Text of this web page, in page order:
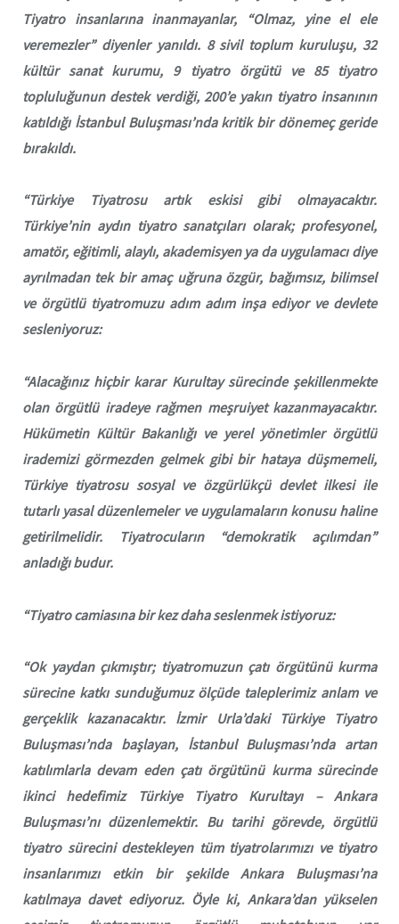
Tiyatro insanlarına inanmayanlar, “Olmaz, yine el ele
veremezler” diyenler yanıldı. 8 sivil toplum kuruluşu, 32
kültür sanat kurumu, 9 tiyatro örgütü ve 85 tiyatro
topluluğunun destek verdiği, 200’e yakın tiyatro insanının
katıldığı İstanbul Buluşması’nda kritik bir dönemeç geride
bırakıldı.
“Türkiye Tiyatrosu artık eskisi gibi olmayacaktır.
Türkiye’nin aydın tiyatro sanatçıları olarak; profesyonel,
amatör, eğitimli, alaylı, akademisyen ya da uygulamacı diye
ayrılmadan tek bir amaç uğruna özgür, bağımsız, bilimsel
ve örgütlü tiyatromuzu adım adım inşa ediyor ve devlete
sesleniyoruz:
“Alacağınız hiçbir karar Kurultay sürecinde şekillenmekte
olan örgütlü iradeye rağmen meşruiyet kazanmayacaktır.
Hükümetin Kültür Bakanlığı ve yerel yönetimler örgütlü
irademizi görmezden gelmek gibi bir hataya düşmemeli,
Türkiye tiyatrosu sosyal ve özgürlükçü devlet ilkesi ile
tutarlı yasal düzenlemeler ve uygulamaların konusu haline
getirilmelidir. Tiyatrocuların “demokratik açılımdan”
anladığı budur.
“Tiyatro camiasına bir kez daha seslenmek istiyoruz:
“Ok yaydan çıkmıştır; tiyatromuzun çatı örgütünü kurma
sürecine katkı sunduğumuz ölçüde taleplerimiz anlam ve
gerçeklik kazanacaktır. İzmir Urla’daki Türkiye Tiyatro
Buluşması’nda başlayan, İstanbul Buluşması’nda artan
katılımlarla devam eden çatı örgütünü kurma sürecinde
ikinci hedefimiz Türkiye Tiyatro Kurultayı – Ankara
Buluşması’nı düzenlemektir. Bu tarihi görevde, örgütlü
tiyatro sürecini destekleyen tüm tiyatrolarımızı ve tiyatro
insanlarımızı etkin bir şekilde Ankara Buluşması’na
katılmaya davet ediyoruz. Öyle ki, Ankara’dan yükselen